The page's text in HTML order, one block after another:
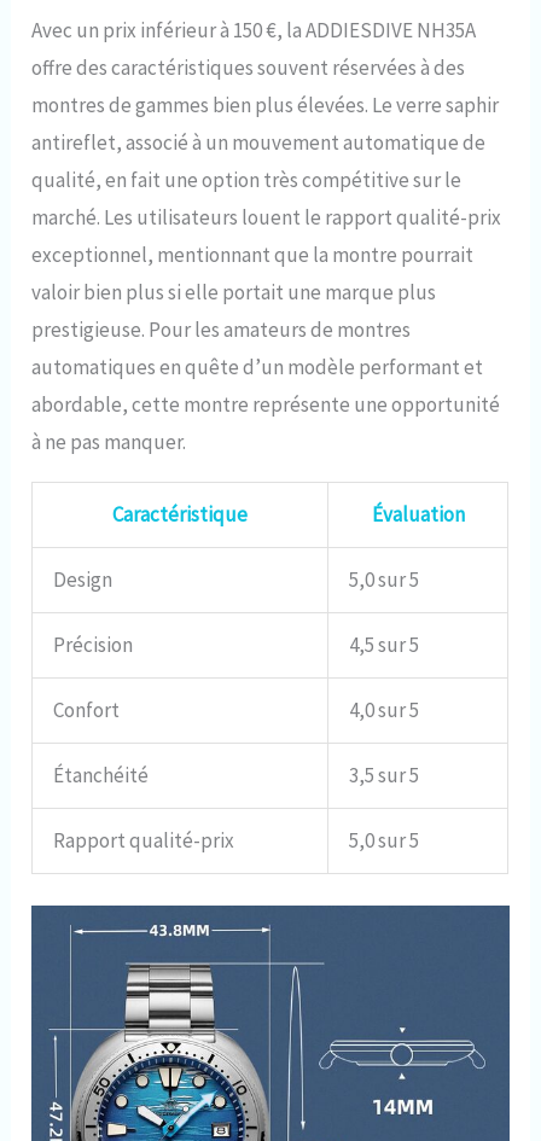
Avec un prix inférieur à 150 €, la ADDIESDIVE NH35A
offre des caractéristiques souvent réservées à des
montres de gammes bien plus élevées. Le verre saphir
antireflet, associé à un mouvement automatique de
qualité, en fait une option très compétitive sur le
marché. Les utilisateurs louent le rapport qualité-prix
exceptionnel, mentionnant que la montre pourrait
valoir bien plus si elle portait une marque plus
prestigieuse. Pour les amateurs de montres
automatiques en quête d’un modèle performant et
abordable, cette montre représente une opportunité
à ne pas manquer.
Caractéristique Évaluation
Design 5,0 sur 5
Précision 4,5 sur 5
Confort 4,0 sur 5
Étanchéité 3,5 sur 5
Rapport qualité-prix 5,0 sur 5